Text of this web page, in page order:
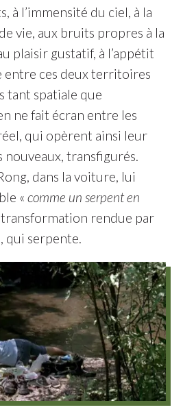
à l’immensité du ciel, à la
vie, aux bruits propres à la
plaisir gustatif, à l’appétit
entre ces deux territoires
tant spatiale que
ne fait écran entre les
qui opèrent ainsi leur
nouveaux, transfigurés.
dans la voiture, lui
« comme un serpent en
rendue par
qui serpente.